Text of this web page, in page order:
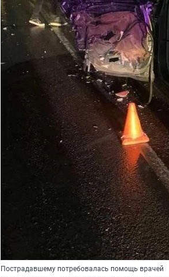
Пострадавшему потребовалась помощь врачей